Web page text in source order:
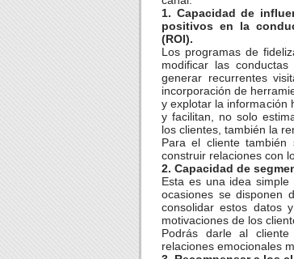
1. Capacidad de
positivos en la
(ROI).
Los programas de
modificar las
generar recurrentes
incorporación de
y explotar la información
y facilitan, no solo
los clientes, también la
Para el cliente también
construir relaciones con
2. Capacidad de
Esta es una idea
ocasiones se disponen
consolidar estos datos
motivaciones de los
Podrás darle al
relaciones emocionales